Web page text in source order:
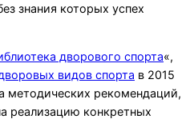
знания которых успех
дворового спорта«,
видов спорта в 2015
методических рекомендаций,
реализацию конкретных